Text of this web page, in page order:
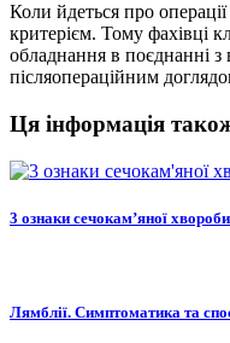
Коли йдеться про
критерієм. Тому фахівці
обладнання в поєднанні з
післяопераційним
Ця інформація
3 ознаки сечокам’яної
Лямблії. Симптоматика та